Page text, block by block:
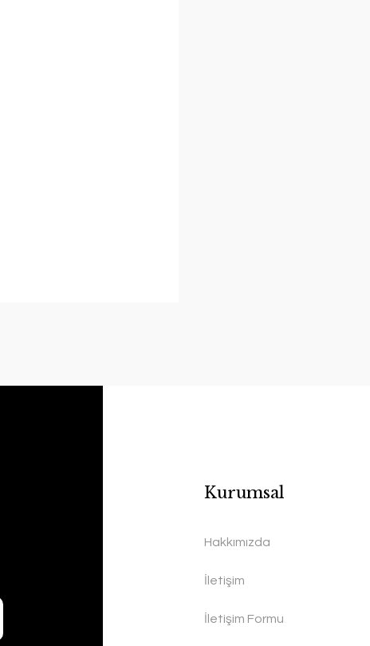
Kurumsal
Hakkımızda
İletişim
İletişim Formu